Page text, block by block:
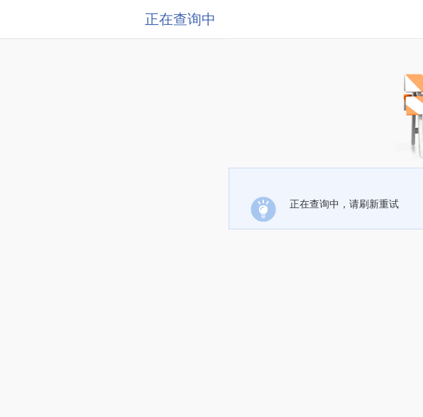
正在查询中
正在查询中，请刷新重试